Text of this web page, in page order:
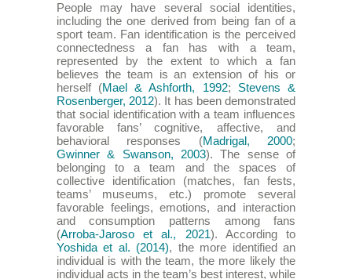
People may have several social identities,
including the one derived from being fan of a
sport team. Fan identification is the perceived
connectedness a fan has with a team,
represented by the extent to which a fan
believes the team is an extension of his or
herself (Mael & Ashforth, 1992; Stevens &
Rosenberger, 2012). It has been demonstrated
that social identification with a team influences
favorable fans’ cognitive, affective, and
behavioral responses (Madrigal, 2000;
Gwinner & Swanson, 2003). The sense of
belonging to a team and the spaces of
collective identification (matches, fan fests,
teams’ museums, etc.) promote several
favorable feelings, emotions, and interaction
and consumption patterns among fans
(Arroba-Jaroso et al., 2021). According to
Yoshida et al. (2014), the more identified an
individual is with the team, the more likely the
individual acts in the team’s best interest, while